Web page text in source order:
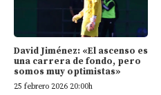
David Jiménez: «El ascenso es
una carrera de fondo, pero
somos muy optimistas»
25 febrero 2026 20:00h